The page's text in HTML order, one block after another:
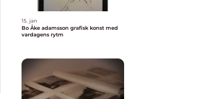
15. jan
Bo Åke adamsson grafisk konst med
vardagens rytm